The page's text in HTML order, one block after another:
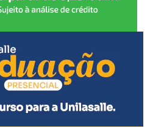
de vida para
e Turismo, Caio Flavio dos
do evento, pensado para